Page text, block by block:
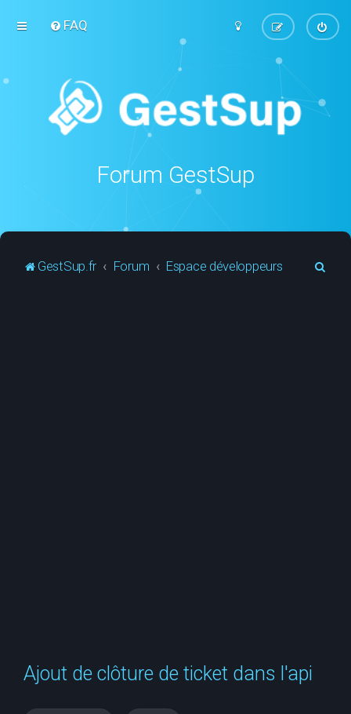
FAQ
Forum GestSup
GestSup.fr Forum Espace développeurs
Ajout de clôture de ticket dans l'api